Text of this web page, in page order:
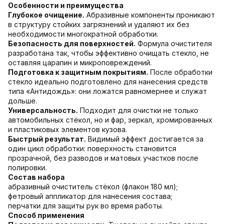
Особенности и преимущества
Глубокое очищение. Абразивные компоненты проникают
в структуру стойких загрязнений и удаляют их без
необходимости многократной обработки.
Безопасность для поверхностей. Формула очистителя
разработана так, чтобы эффективно очищать стекло, не
оставляя царапин и микроповреждений.
Подготовка к защитным покрытиям. После обработки
стекло идеально подготовлено для нанесения средств
типа «Антидождь»: они ложатся равномернее и служат
дольше.
Универсальность. Подходит для очистки не только
автомобильных стёкол, но и фар, зеркал, хромированных
и пластиковых элементов кузова.
Быстрый результат. Видимый эффект достигается за
один цикл обработки: поверхность становится
прозрачной, без разводов и матовых участков после
полировки.
Состав набора
абразивный очиститель стёкол (флакон 180 мл);
фетровый аппликатор для нанесения состава;
перчатки для защиты рук во время работы.
Способ применения